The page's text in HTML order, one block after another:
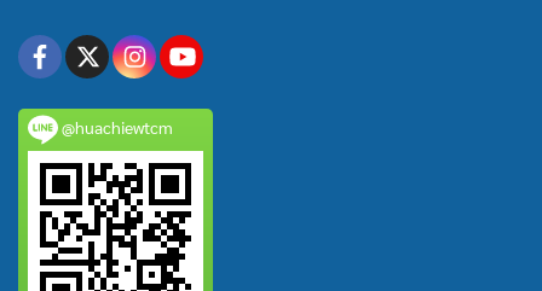
@huachiewtcm